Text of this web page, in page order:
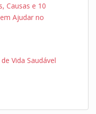
Causas e 10
Ajudar no
Vida Saudável